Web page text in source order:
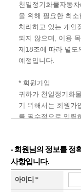
- 회원님의 정보를 정
사항입니다.
아이디 *